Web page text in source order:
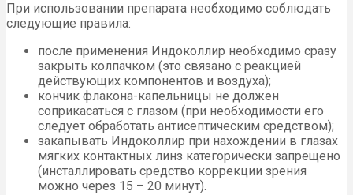
При использовании препарата необходимо соблюдать
следующие правила:
после применения Индоколлир необходимо сразу
закрыть колпачком (это связано с реакцией
действующих компонентов и воздуха);
кончик флакона-капельницы не должен
соприкасаться с глазом (при необходимости его
следует обработать антисептическим средством);
закапывать Индоколлир при нахождении в глазах
мягких контактных линз категорически запрещено
(инсталлировать средство коррекции зрения
можно через 15 – 20 минут).